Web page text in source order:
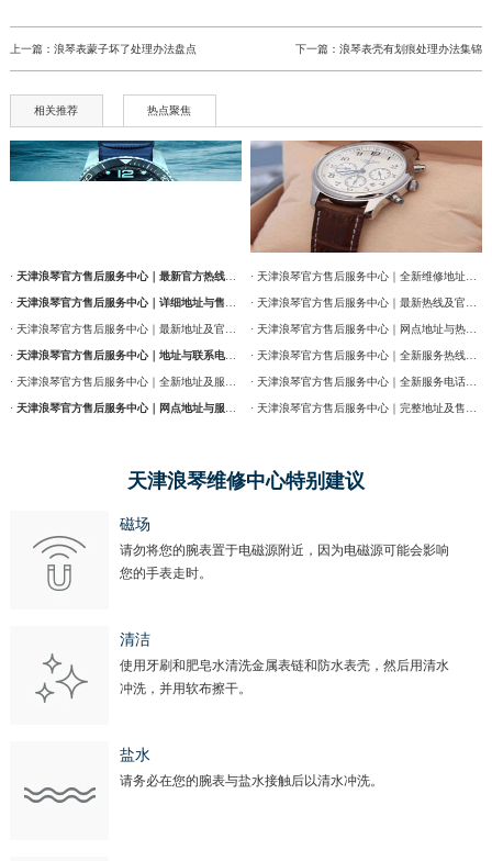
上一篇： 浪琴表蒙子坏了处理办法盘点 下一篇：浪琴表壳有划痕处理办法集锦
相关推荐 热点聚焦
· 天津浪琴官方售后服务中心｜最新官方热线及维修地址权威信息通告（2026年7月最新）
· 天津浪琴官方售后服务中心｜详细地址与售后服务电话权威信息公告（2026年7月最新）
· 天津浪琴官方售后服务中心｜地址与联系电话权威信息公告（2026年7月最新）
· 天津浪琴官方售后服务中心｜网点地址与服务热线权威信息公示（2026年7月最新）
天津浪琴维修中心特别建议
磁场
请勿将您的腕表置于电磁源附近，因为电磁源可能会影响
您的手表走时。
清洁
使用牙刷和肥皂水清洗金属表链和防水表壳，然后用清水
冲洗，并用软布擦干。
盐水
请务必在您的腕表与盐水接触后以清水冲洗。